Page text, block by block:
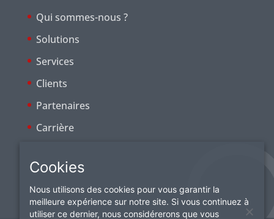
Qui sommes-nous ?
Solutions
Services
Clients
Partenaires
Carrière
Cookies
Nous utilisons des cookies pour vous garantir la
meilleure expérience sur notre site. Si vous continuez à
utiliser ce dernier, nous considérerons que vous